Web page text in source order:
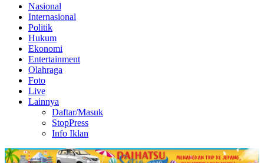
Nasional
Internasional
Politik
Hukum
Ekonomi
Entertainment
Olahraga
Foto
Live
Lainnya
Daftar/Masuk
StopPress
Info Iklan